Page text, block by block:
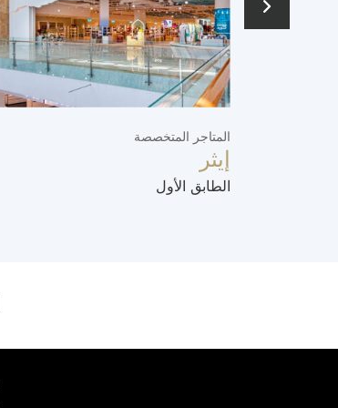
المتاجر المتخصصة
إيثر
الطابق الأول